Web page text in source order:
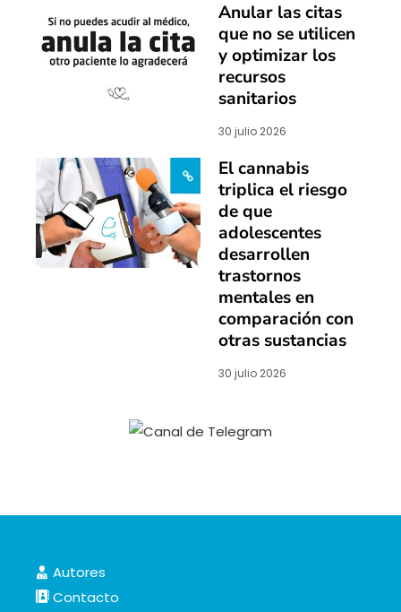
Anular las citas
que no se utilicen
y optimizar los
recursos
sanitarios
30 julio 2026
El cannabis
triplica el riesgo
de que
adolescentes
desarrollen
trastornos
mentales en
comparación con
otras sustancias
30 julio 2026
Autores
Contacto